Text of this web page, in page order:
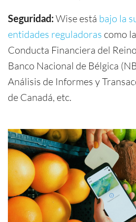
Seguridad: Wise está bajo la
entidades reguladoras como
Conducta Financiera del
Banco Nacional de Bélgica
Análisis de Informes y
de Canadá, etc.